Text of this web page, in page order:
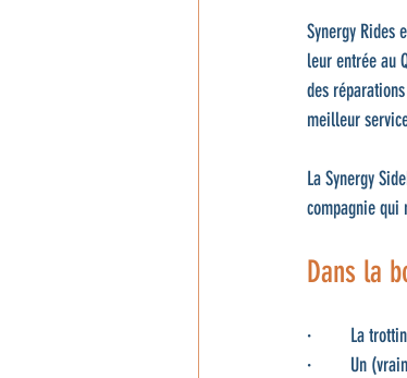
Synergy Rides
leur entrée au
des
meilleur
La Synergy
compagnie qui
Dans la
·         La
·         Un